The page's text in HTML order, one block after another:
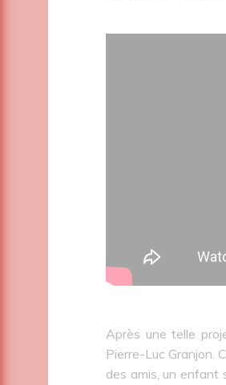
Après une telle
Pierre-Luc Granjon.
des amis, un enfant